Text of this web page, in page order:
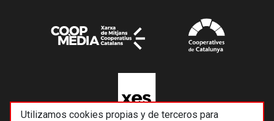
Utilizamos cookies propias y de terceros para